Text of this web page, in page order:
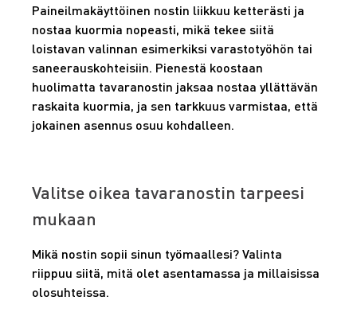
Paineilmakäyttöinen nostin liikkuu ketterästi ja
nostaa kuormia nopeasti, mikä tekee siitä
loistavan valinnan esimerkiksi varastotyöhön tai
saneerauskohteisiin. Pienestä koostaan
huolimatta tavaranostin jaksaa nostaa yllättävän
raskaita kuormia, ja sen tarkkuus varmistaa, että
jokainen asennus osuu kohdalleen.
Valitse oikea tavaranostin tarpeesi
mukaan
Mikä nostin sopii sinun työmaallesi? Valinta
riippuu siitä, mitä olet asentamassa ja millaisissa
olosuhteissa.